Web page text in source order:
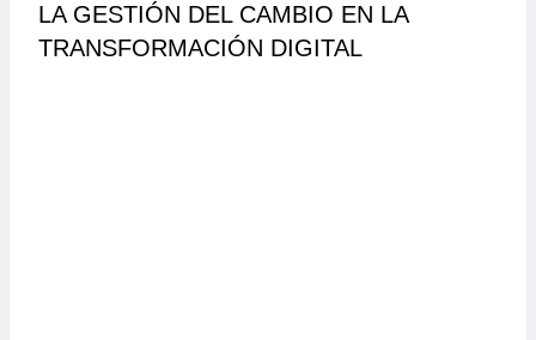
LA GESTIÓN DEL CAMBIO EN LA
TRANSFORMACIÓN DIGITAL